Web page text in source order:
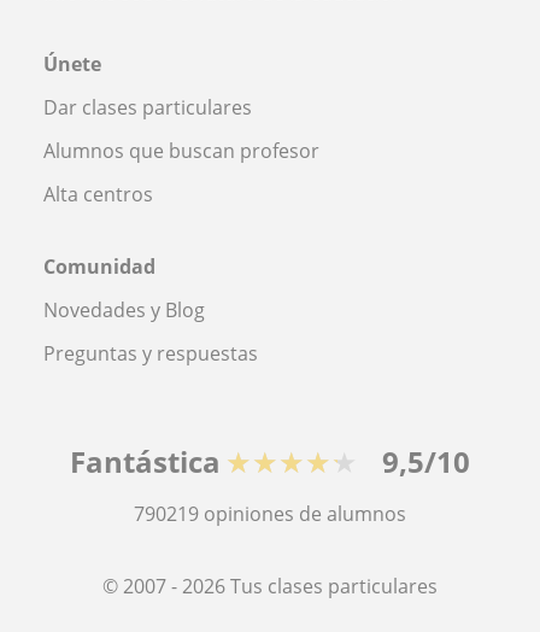
Únete
Dar clases particulares
Alumnos que buscan profesor
Alta centros
Comunidad
Novedades y Blog
Preguntas y respuestas
Fantástica ★★★★★ 9,5/10
790219 opiniones de alumnos
© 2007 - 2026 Tus clases particulares